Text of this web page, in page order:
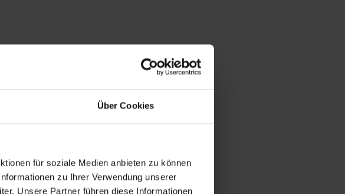
Über Cookies
für soziale Medien anbieten zu können
zu Ihrer Verwendung unserer
Unsere Partner führen diese Informationen